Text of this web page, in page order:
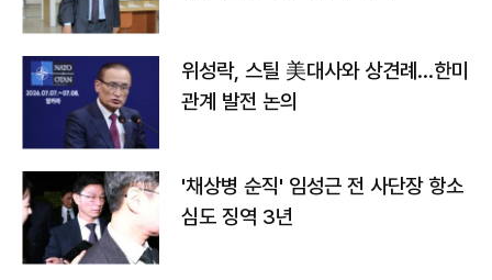
위성락, 스틸 美대사와 상견례…한미
관계 발전 논의
'채상병 순직' 임성근 전 사단장 항소
심도 징역 3년